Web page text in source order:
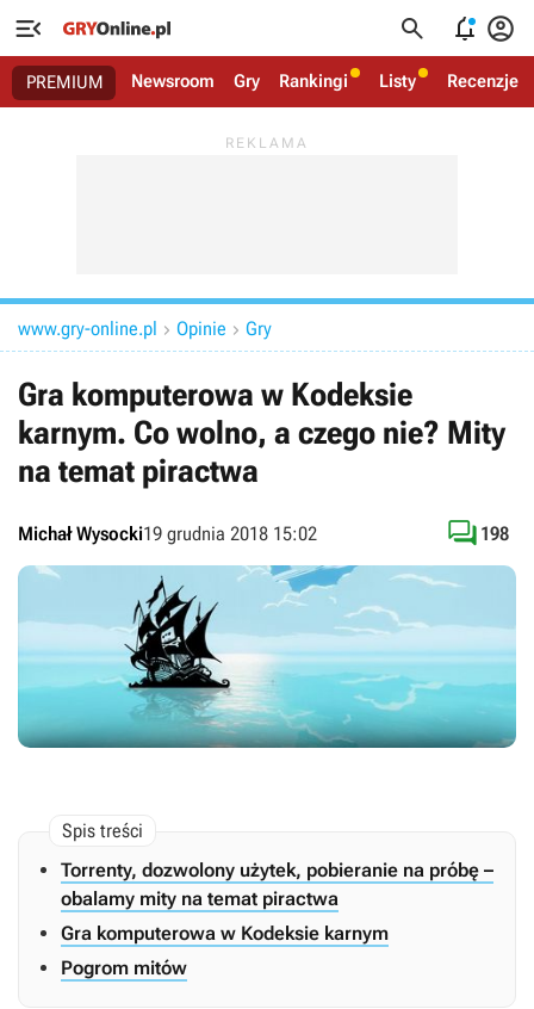
   
PREMIUM Newsroom Gry Rankingi Listy Recenzje
www.gry-online.pl  Opinie  Gry
Gra komputerowa w Kodeksie
karnym. Co wolno, a czego nie? Mity
na temat piractwa
Michał Wysocki19 grudnia 2018 15:02  198
Torrenty, dozwolony użytek, pobieranie na próbę –
obalamy mity na temat piractwa
Gra komputerowa w Kodeksie karnym
Pogrom mitów